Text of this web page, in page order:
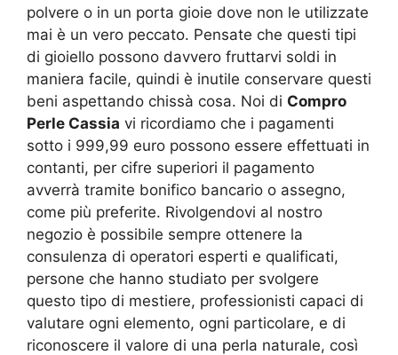
polvere o in un porta gioie dove non le utilizzate
mai è un vero peccato. Pensate che questi tipi
di gioiello possono davvero fruttarvi soldi in
maniera facile, quindi è inutile conservare questi
beni aspettando chissà cosa. Noi di Compro
Perle Cassia vi ricordiamo che i pagamenti
sotto i 999,99 euro possono essere effettuati in
contanti, per cifre superiori il pagamento
avverrà tramite bonifico bancario o assegno,
come più preferite. Rivolgendovi al nostro
negozio è possibile sempre ottenere la
consulenza di operatori esperti e qualificati,
persone che hanno studiato per svolgere
questo tipo di mestiere, professionisti capaci di
valutare ogni elemento, ogni particolare, e di
riconoscere il valore di una perla naturale, così